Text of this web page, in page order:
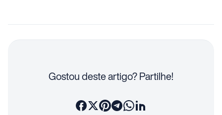
Gostou deste artigo? Partilhe!